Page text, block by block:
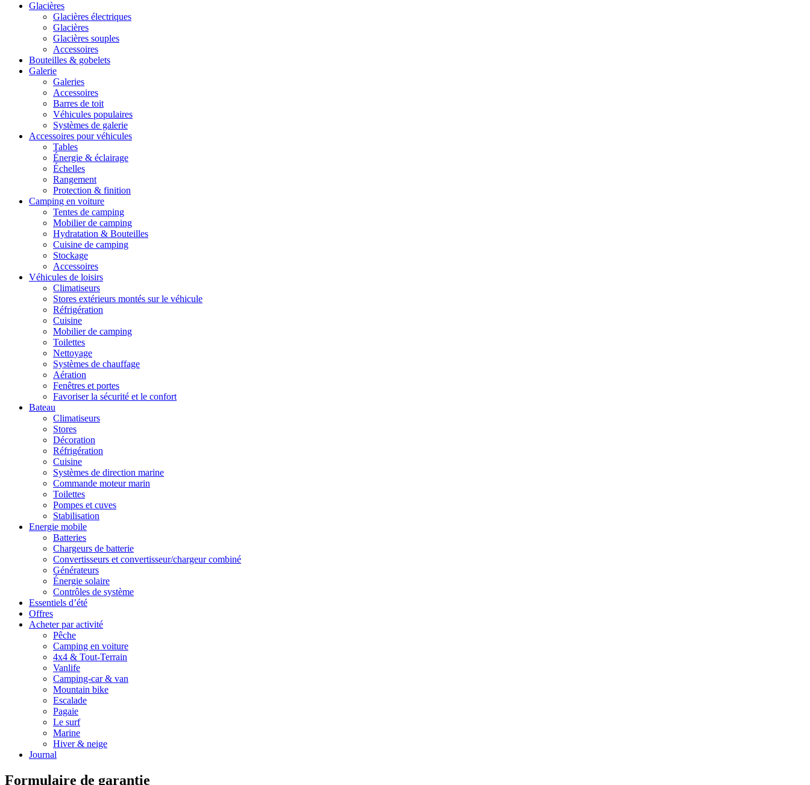
Glacières
Glacières électriques
Glacières
Glacières souples
Accessoires
Bouteilles & gobelets
Galerie
Galeries
Accessoires
Barres de toit
Véhicules populaires
Systèmes de galerie
Accessoires pour véhicules
Tables
Énergie & éclairage
Échelles
Rangement
Protection & finition
Camping en voiture
Tentes de camping
Mobilier de camping
Hydratation & Bouteilles
Cuisine de camping
Stockage
Accessoires
Véhicules de loisirs
Climatiseurs
Stores extérieurs montés sur le véhicule
Réfrigération
Cuisine
Mobilier de camping
Toilettes
Nettoyage
Systèmes de chauffage
Aération
Fenêtres et portes
Favoriser la sécurité et le confort
Bateau
Climatiseurs
Stores
Décoration
Réfrigération
Cuisine
Systèmes de direction marine
Commande moteur marin
Toilettes
Pompes et cuves
Stabilisation
Energie mobile
Batteries
Chargeurs de batterie
Convertisseurs et convertisseur/chargeur combiné
Générateurs
Énergie solaire
Contrôles de système
Essentiels d’été
Offres
Acheter par activité
Pêche
Camping en voiture
4x4 & Tout-Terrain
Vanlife
Camping-car & van
Mountain bike
Escalade
Pagaie
Le surf
Marine
Hiver & neige
Journal
Formulaire de garantie